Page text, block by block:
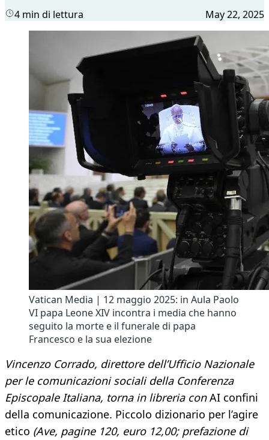
4 min di lettura May 22, 2025
Vatican Media | 12 maggio 2025: in Aula Paolo
VI papa Leone XIV incontra i media che hanno
seguito la morte e il funerale di papa
Francesco e la sua elezione
Vincenzo Corrado, direttore dell’Ufficio Nazionale
per le comunicazioni sociali della Conferenza
Episcopale Italiana, torna in libreria conAI confini
della comunicazione. Piccolo dizionario per l’agire
etico (Ave, pagine 120, euro 12,00; prefazione di